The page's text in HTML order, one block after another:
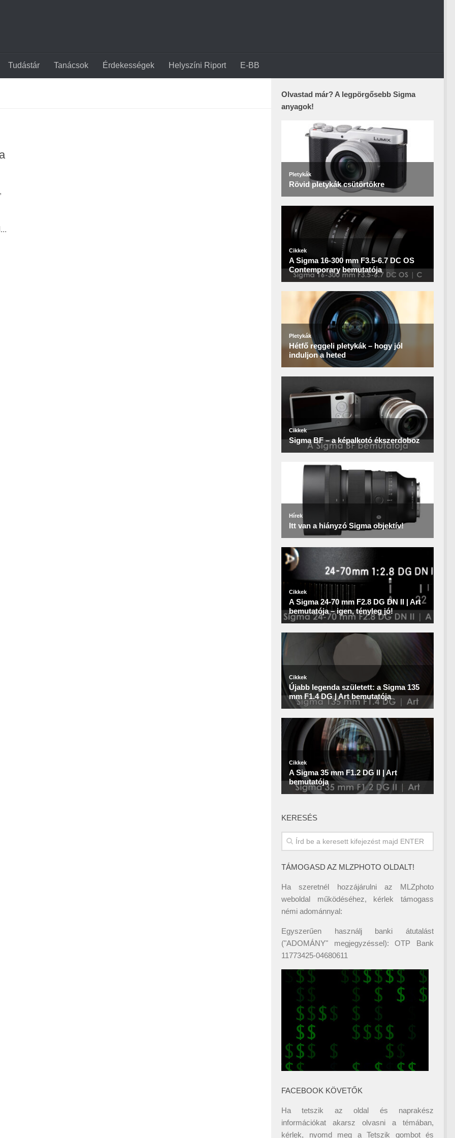
Tudástár Tanácsok Érdekességek Helyszíni Riport E-BB
Olvastad már? A legpörgősebb Sigma
anyagok!
KERESÉS
TÁMOGASD AZ MLZPHOTO OLDALT!
Ha szeretnél hozzájárulni az MLZphoto
weboldal működéséhez, kérlek támogass
némi adománnyal:
Egyszerűen használj banki átutalást
("ADOMÁNY" megjegyzéssel): OTP Bank
11773425-04680611
FACEBOOK KÖVETŐK
Ha tetszik az oldal és naprakész
információkat akarsz olvasni a témában,
kérlek, nyomd meg a Tetszik gombot és